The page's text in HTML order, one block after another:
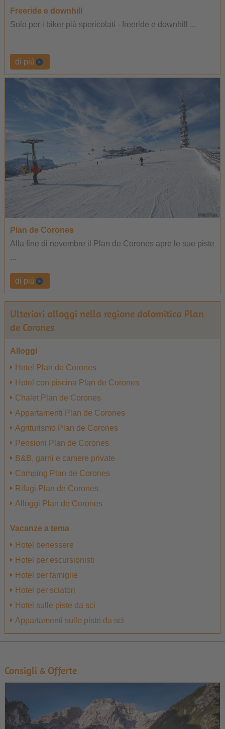
Freeride e downhill
Solo per i biker più spericolati - freeride e downhill ...
di più
Plan de Corones
Alla fine di novembre il Plan de Corones apre le sue piste
...
di più
Ulteriori alloggi nella regione dolomitica Plan
de Corones
Alloggi
Hotel Plan de Corones
Hotel con piscina Plan de Corones
Chalet Plan de Corones
Appartamenti Plan de Corones
Agriturismo Plan de Corones
Pensioni Plan de Corones
B&B, garni e camere private
Camping Plan de Corones
Rifugi Plan de Corones
Alloggi Plan de Corones
Vacanze a tema
Hotel benessere
Hotel per escursionisti
Hotel per famiglie
Hotel per sciatori
Hotel sulle piste da sci
Appartamenti sulle piste da sci
Consigli & Offerte